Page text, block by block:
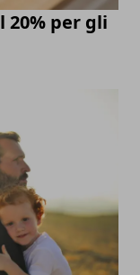
20% per gli